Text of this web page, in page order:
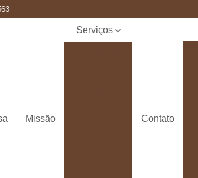
Missão
Serviços
Contato